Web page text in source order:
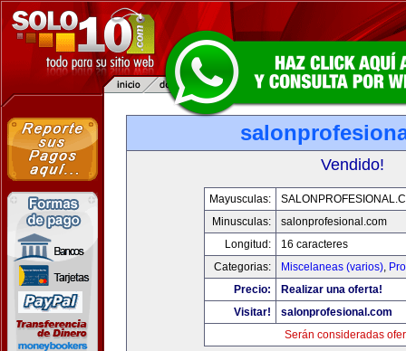
Vendido!
Mayusculas:
Minusculas:
salonprofesional.com
Longitud:
16 caracteres
Categorias:
Miscelaneas (varios),
Precio:
Realizar una oferta!
Visitar!
salonprofesional.com
Serán consideradas